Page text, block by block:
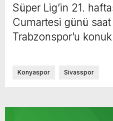
Süper Lig’in 21.
Cumartesi günü saat
Trabzonspor’u
Konyaspor Sivasspor